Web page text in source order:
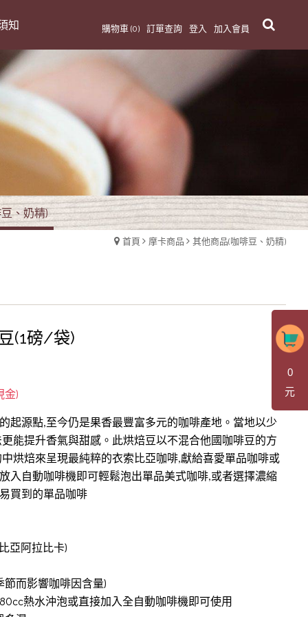
知 購物車 (0) 訂單查詢 登入 加入會員
、奶精)
首頁 摩卡商品 其他商品(咖啡豆、奶精)
(1磅/袋)
起源點,至今仍是果香最豐富多元的咖啡產地。當地以少
能提升香氣與甜感。此烘焙豆以不混合他國咖啡豆的方
烘焙來呈現最純粹的衣索比亞咖啡,獻給喜愛單品咖啡或
入自動咖啡機即可輕鬆泡出單品美式咖啡,或者選擇濃縮
買到的單品咖啡
亞阿拉比卡)
而影響咖啡因含量)
熱水沖泡或直接加入全自動咖啡機即可使用
0
元